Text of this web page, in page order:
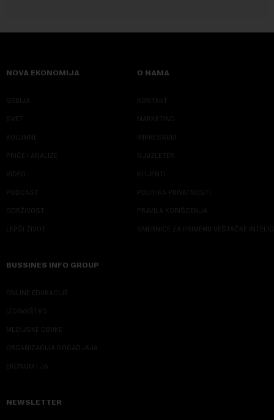
NOVA EKONOMIJA
SRBIJA
SVET
KOLUMNE
PRIČE I ANALIZE
VIDEO
PODCAST
ODRŽIVOST
LEPŠI ŽIVOT
O NAMA
KONTAKT
MARKETING
IMPRESSUM
NJUZLETER
KLIJENTI
POLITIKA PRIVATNOSTI
PRAVILA KORIŠĆENJA
SMERNICE ZA PRIMENU VEŠTAČKE
BUSSINES INFO GROUP
ONLINE EDUKACIJE
IZDAVAŠTVO
MEDIJSKE OBUKE
ORGANIZACIJA DOGADJAJA
EKONOM I JA
NEWSLETTER